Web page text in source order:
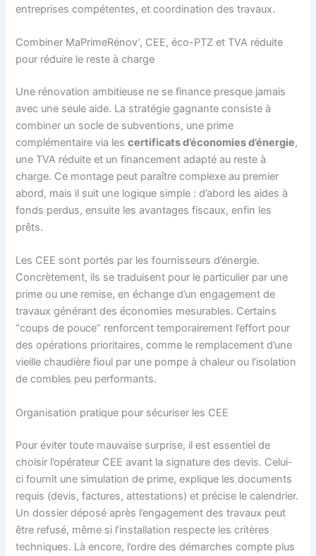
entreprises compétentes, et coordination des travaux.
Combiner MaPrimeRénov’, CEE, éco-PTZ et TVA réduite
pour réduire le reste à charge
Une rénovation ambitieuse ne se finance presque jamais
avec une seule aide. La stratégie gagnante consiste à
combiner un socle de subventions, une prime
complémentaire via lescertificats d’économies d’énergie,
une TVA réduite et un financement adapté au reste à
charge. Ce montage peut paraître complexe au premier
abord, mais il suit une logique simple : d’abord les aides à
fonds perdus, ensuite les avantages fiscaux, enfin les
prêts.
Les CEE sont portés par les fournisseurs d’énergie.
Concrètement, ils se traduisent pour le particulier par une
prime ou une remise, en échange d’un engagement de
travaux générant des économies mesurables. Certains
“coups de pouce” renforcent temporairement l’effort pour
des opérations prioritaires, comme le remplacement d’une
vieille chaudière fioul par une pompe à chaleur ou l’isolation
de combles peu performants.
Organisation pratique pour sécuriser les CEE
Pour éviter toute mauvaise surprise, il est essentiel de
choisir l’opérateur CEE avant la signature des devis. Celui-
ci fournit une simulation de prime, explique les documents
requis (devis, factures, attestations) et précise le calendrier.
Un dossier déposé après l’engagement des travaux peut
être refusé, même si l’installation respecte les critères
techniques. Là encore, l’ordre des démarches compte plus